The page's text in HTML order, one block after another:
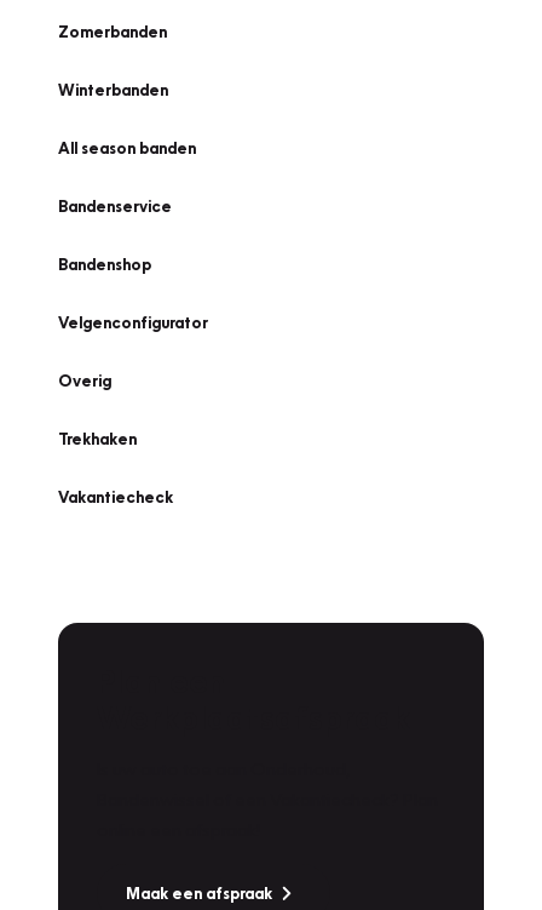
Zomerbanden
Winterbanden
All season banden
Bandenservice
Bandenshop
Velgenconfigurator
Overig
Trekhaken
Vakantiecheck
Maak een afspraak